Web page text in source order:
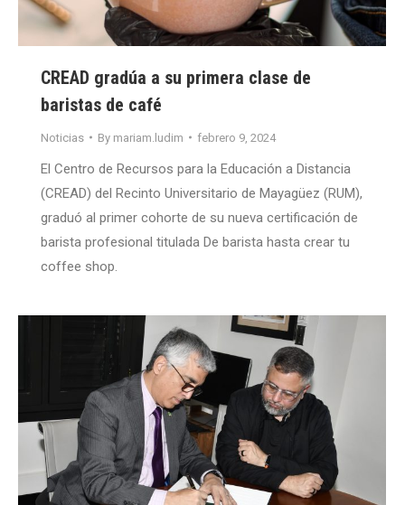
CREAD gradúa a su primera clase de
baristas de café
Noticias By mariam.ludim febrero 9, 2024
El Centro de Recursos para la Educación a Distancia
(CREAD) del Recinto Universitario de Mayagüez (RUM),
graduó al primer cohorte de su nueva certificación de
barista profesional titulada De barista hasta crear tu
coffee shop.